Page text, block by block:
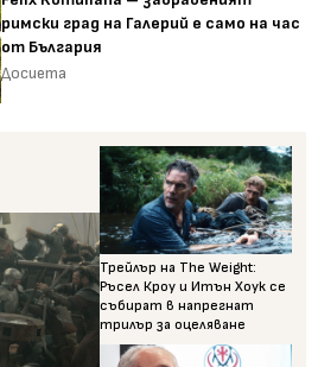
римски град на Галерий е само на час
от България
Досиета
Трейлър на The Weight:
Ръсел Кроу и Итън Хоук се
събират в напрегнат
трилър за оцеляване